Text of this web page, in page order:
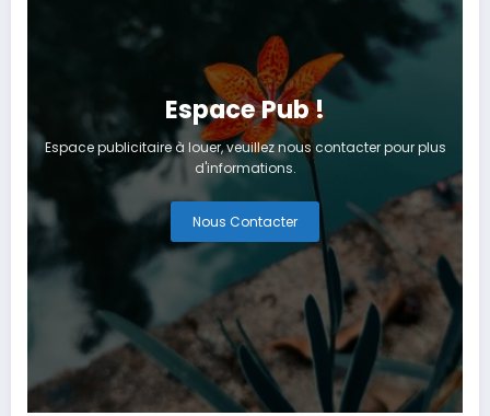
Espace Pub !
Espace publicitaire à louer, veuillez nous contacter pour plus
d'informations.
Nous Contacter